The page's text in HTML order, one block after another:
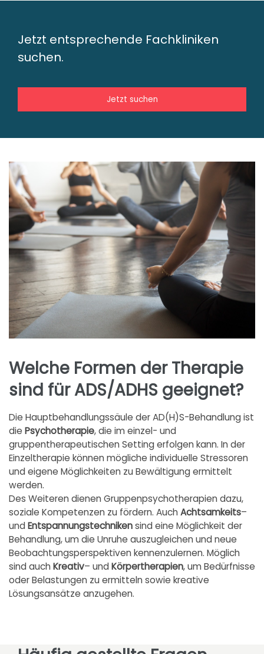
Jetzt entsprechende Fachkliniken
suchen.
Jetzt suchen
Welche Formen der Therapie
sind für ADS/ADHS geeignet?
Die Hauptbehandlungssäule der AD(H)S-Behandlung ist
die Psychotherapie, die im einzel- und
gruppentherapeutischen Setting erfolgen kann. In der
Einzeltherapie können mögliche individuelle Stressoren
und eigene Möglichkeiten zu Bewältigung ermittelt
werden.
Des Weiteren dienen Gruppenpsychotherapien dazu,
soziale Kompetenzen zu fördern. Auch Achtsamkeits–
und Entspannungstechnikensind eine Möglichkeit der
Behandlung, um die Unruhe auszugleichen und neue
Beobachtungsperspektiven kennenzulernen. Möglich
sind auch Kreativ– und Körpertherapien, um Bedürfnisse
oder Belastungen zu ermitteln sowie kreative
Lösungsansätze anzugehen.